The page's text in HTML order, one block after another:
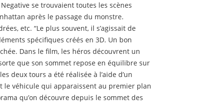
se trouvaient toutes les scènes
après le passage du monstre.
etc. “Le plus souvent, il s’agissait de
spécifiques créés en 3D. Un bon
Dans le film, les héros découvrent un
que son sommet repose en équilibre sur
deux tours a été réalisée à l’aide d’un
le véhicule qui apparaissent au premier plan
qu’on découvre depuis le sommet des